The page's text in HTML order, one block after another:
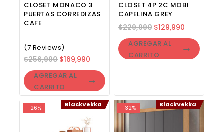
CLOSET MONACO 3
PUERTAS CORREDIZAS
CAFE
(7 Reviews)
$256,990 $169,990
AGREGAR AL
CARRITO
CLOSET 4P 2C MOBI
CAPELINA GREY
$229,990 $129,990
AGREGAR AL
CARRITO
-26% BlackVekka -32% BlackVekka